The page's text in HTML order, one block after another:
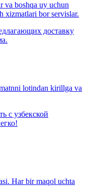
boshqa uy uchun
xizmatlari bor servislar.
доставку
lotindan kirillga va
с узбекской
Har bir maqol uchta